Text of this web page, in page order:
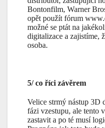
Bontonfilm, Warner
opět použít fórum
možné se ptát na
digitalizace a zajistíme,
osoba.
5/ co říci závěrem
Velice strmý nástup 3D
fázi vzestupu, ale tento
zastavit a po té musí